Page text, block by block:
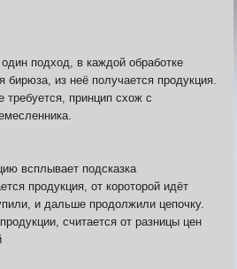
монстров
Землекоп. Расчёт выгоды
Карта БЗО
Количество сырья на
подход, в каждой обработке
бирюза, из неё получается продукция.
требуется, принцип схож с
всплывает подсказка
продукция, от короторой идёт
и дальше продолжили цепочку.
считается от разницы цен